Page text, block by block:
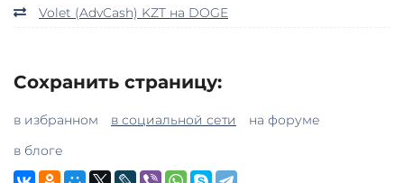
Volet (AdvCash) KZT на DOGE
Сохранить страницу:
в избранном в социальной сети
на форуме
в блоге